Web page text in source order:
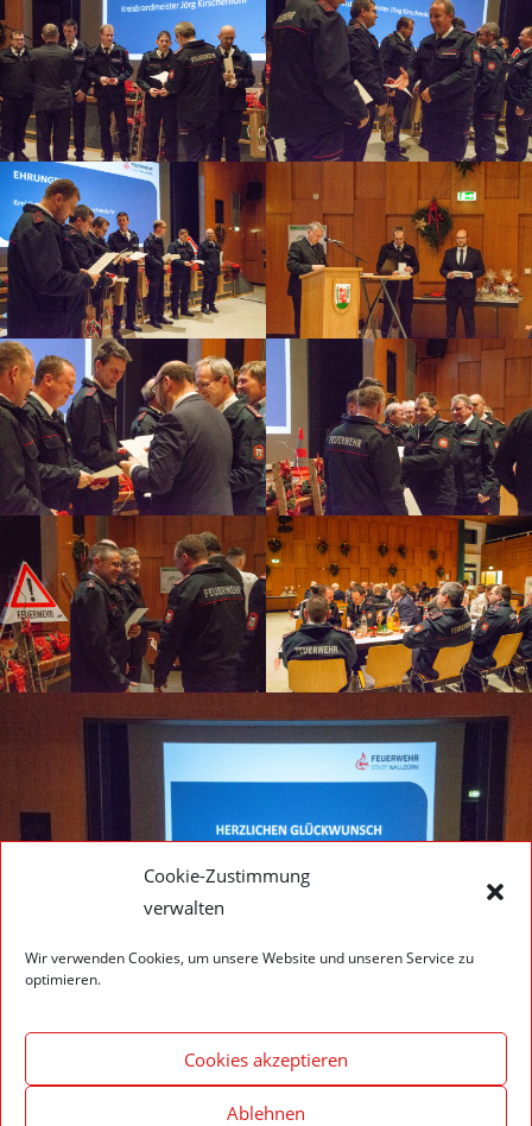
Cookie-Zustimmung
verwalten
Wir verwenden Cookies, um unsere Website und unseren Service zu
optimieren.
Cookies akzeptieren
Ablehnen